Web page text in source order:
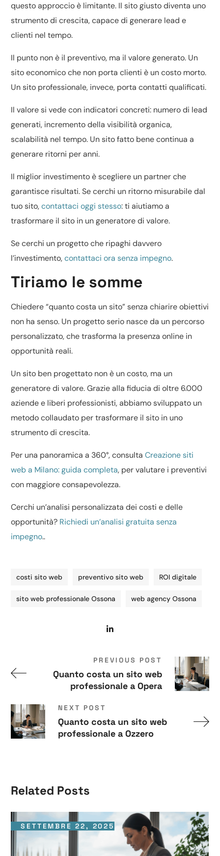
questo approccio è limitante. Il sito giusto diventa uno
strumento di crescita, capace di generare lead e
clienti nel tempo.
Il punto non è il preventivo, ma il valore generato. Un
sito economico che non porta clienti è un costo morto.
Un sito professionale, invece, porta contatti qualificati.
Il valore si vede con indicatori concreti: numero di lead
generati, incremento della visibilità organica,
scalabilità nel tempo. Un sito fatto bene continua a
generare ritorni per anni.
Il miglior investimento è scegliere un partner che
garantisce risultati. Se cerchi un ritorno misurabile dal
tuo sito,contattaci oggi stesso: ti aiutiamo a
trasformare il sito in un generatore di valore.
Se cerchi un progetto che ripaghi davvero
l’investimento,contattaci ora senza impegno.
Tiriamo le somme
Chiedere “quanto costa un sito” senza chiarire obiettivi
non ha senso. Un progetto serio nasce da un percorso
personalizzato, che trasforma la presenza online in
opportunità reali.
Un sito ben progettato non è un costo, ma un
generatore di valore. Grazie alla fiducia di oltre 6.000
aziende e liberi professionisti, abbiamo sviluppato un
metodo collaudato per trasformare il sito in uno
strumento di crescita.
Per una panoramica a 360°, consultaCreazione siti
web a Milano: guida completa, per valutare i preventivi
con maggiore consapevolezza.
Cerchi un’analisi personalizzata dei costi e delle
opportunità? Richiedi un’analisi gratuita senza
impegno..
costi sito web preventivo sito web ROI digitale
sito web professionale Ossona web agency Ossona
PREVIOUS POST
Quanto costa un sito web
professionale a Opera
NEXT POST
Quanto costa un sito web
professionale a Ozzero
Related Posts
SETTEMBRE 22, 2025